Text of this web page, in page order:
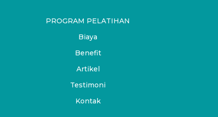
PROGRAM PELATIHAN
Biaya
Benefit
Artikel
Testimoni
Kontak